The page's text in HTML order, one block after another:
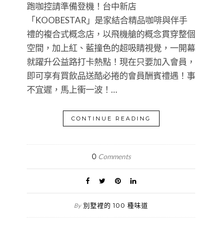
跑咖控請準備登機！台中新店
「KOOBESTAR」是家結合精品咖啡與伴手
禮的複合式概念店，以飛機艙的概念貫穿整個
空間，加上紅、藍撞色的超吸睛視覺，一開幕
就躍升公益路打卡熱點！現在只要加入會員，
即可享有買飲品送酷必捲的會員酬賓禮遇！事
不宜遲，馬上衝一波！…
CONTINUE READING
0 Comments
By 別墅裡的 100 種味道